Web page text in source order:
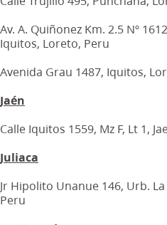
Av. A. Quiñonez Km. 2.5 Nº
Iquitos, Loreto, Peru
Avenida Grau 1487, Iquitos,
Jaén
Calle Iquitos 1559, Mz F, Lt 1,
Juliaca
Jr Hipolito Unanue 146, Urb.
Peru